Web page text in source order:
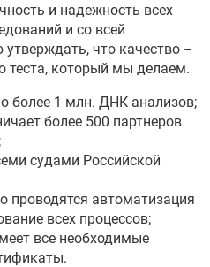
и надежность всех
и со всей
утверждать, что качество –
теста, который мы делаем.
более 1 млн. ДНК анализов;
более 500 партнеров
судами Российской
проводятся автоматизация
всех процессов;
все необходимые